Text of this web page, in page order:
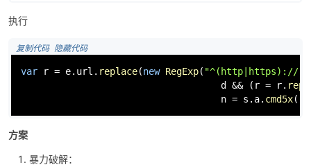
po
执行
复制代码 隐藏代码
var r = e. url . replace(new RegExp( "^(http|https)://"
d && (r = r.
n = s. a. cmd5x(r)
方案
暴力破解：